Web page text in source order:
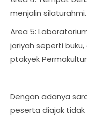
menjalin silaturahmi.
Area 5:
jariyah seperti
ptakyek Permakultur
Dengan adanya
peserta diajak